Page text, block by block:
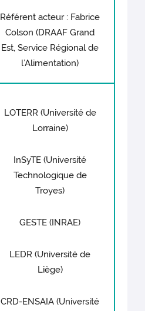
Référent acteur : Fabrice
Colson (DRAAF Grand
Est, Service Régional de
l’Alimentation)
LOTERR (Université de
Lorraine)
InSyTE (Université
Technologique de
Troyes)
GESTE (INRAE)
LEDR (Université de
Liège)
CRD-ENSAIA (Université